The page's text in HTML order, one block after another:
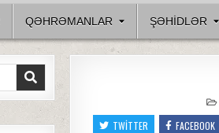
QƏHRƏMANLAR ŞƏHIDLƏR
TWITTER
FACEBOOK